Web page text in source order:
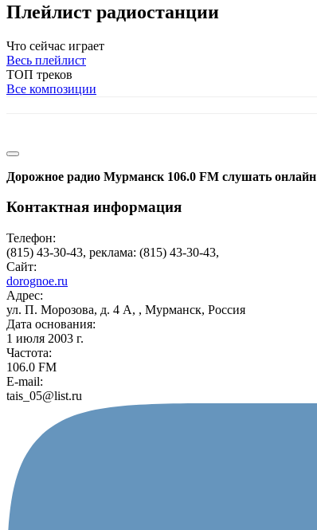
Плейлист радиостанции
Что сейчас играет
Весь плейлист
ТОП треков
Все композиции
Дорожное радио Мурманск 106.0 FM слушать онлайн
Контактная информация
Телефон:
(815) 43-30-43, реклама: (815) 43-30-43,
Сайт:
dorognoe.ru
Адрес:
ул. П. Морозова, д. 4 А, , Мурманск, Россия
Дата основания:
1 июля 2003 г.
Частота:
106.0 FM
E-mail:
tais_05@list.ru